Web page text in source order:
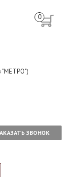
"МЕТРО")
ЗВОНОК
0